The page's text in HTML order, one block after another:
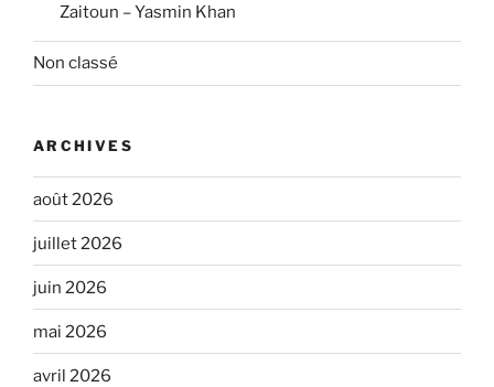
Zaitoun – Yasmin Khan
Non classé
ARCHIVES
août 2026
juillet 2026
juin 2026
mai 2026
avril 2026